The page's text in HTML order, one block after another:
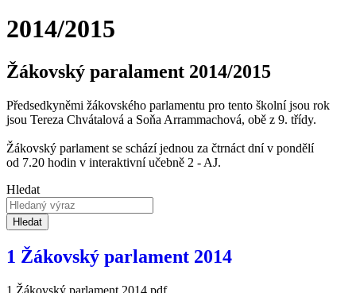
2014/2015
Žákovský paralament 2014/2015
Předsedkyněmi žákovského parlamentu pro tento školní jsou rok
jsou Tereza Chvátalová a Soňa Arrammachová, obě z 9. třídy.
Žákovský parlament se schází jednou za čtrnáct dní v pondělí
od 7.20 hodin v interaktivní učebně 2 - AJ.
Hledat
Hledat
1 Žákovský parlament 2014
1 Žákovský parlament 2014.pdf